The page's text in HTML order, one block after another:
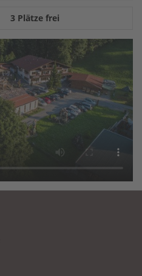
3 Plätze frei